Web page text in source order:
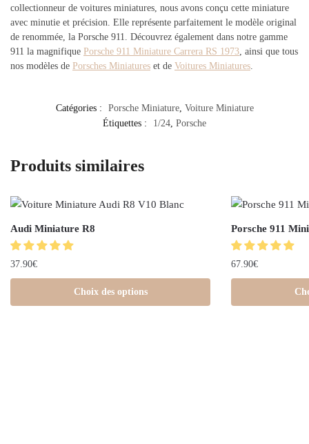
collectionneur de voitures miniatures, nous avons conçu cette miniature
avec minutie et précision. Elle représente parfaitement le modèle original
de renommée, la Porsche 911. Découvrez également dans notre gamme
911 la magnifique Porsche 911 Miniature Carrera RS 1973, ainsi que tous
nos modèles de Porsches Miniatures et de Voitures Miniatures.
Catégories : Porsche Miniature, Voiture Miniature
Étiquettes :
1/24, Porsche
Produits similaires
Audi Miniature R8
37.90€
Choix des options
Porsche 911
67.90€